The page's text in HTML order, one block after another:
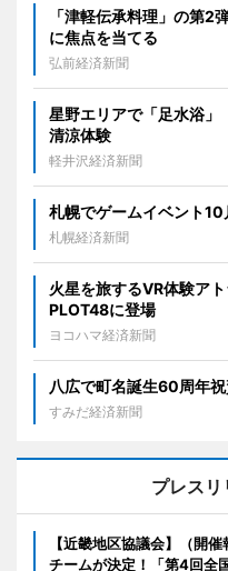
「津軽伝承料理」の第
に焦点を当てる
弘前経済新聞
星野エリアで「足水浴
清涼体験
軽井沢経済新聞
札幌でゲームイベント
札幌経済新聞
火星を旅するVR体験ア
PLOT48に登場
ヨコハマ経済新聞
八広で町名誕生60周年
すみだ経済新聞
プレス
【近畿地区協議会】（開
チームが決定！「第4回全